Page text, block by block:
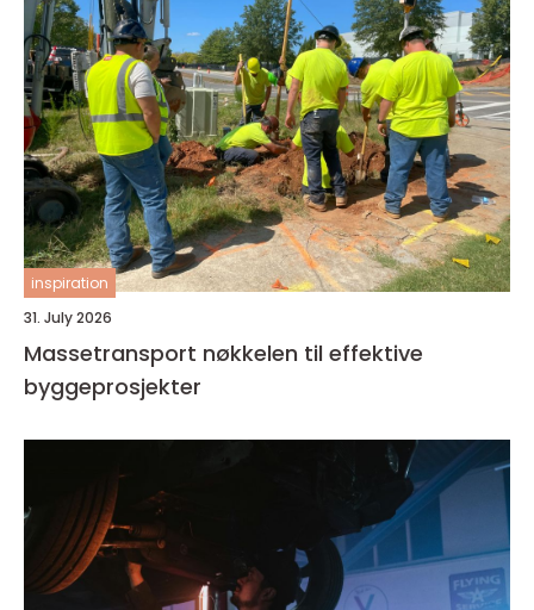
inspiration
31. July 2026
Massetransport nøkkelen til effektive
byggeprosjekter